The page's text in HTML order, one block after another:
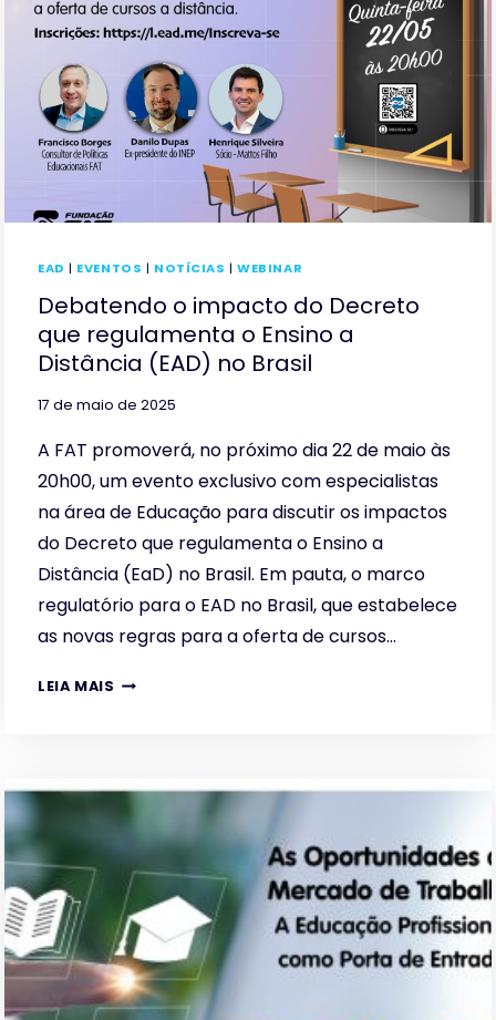
WEBINAR
GRATUITO
NESTA
QUINTA
EAD | EVENTOS | NOTÍCIAS |WEBINAR
Debatendo o impacto do Decreto
que regulamenta o Ensino a
Distância (EAD) no Brasil
17 de maio de 2025
A FAT promoverá, no próximo dia 22 de maio às
20h00, um evento exclusivo com especialistas
na área de Educação para discutir os impactos
do Decreto que regulamenta o Ensino a
Distância (EaD) no Brasil. Em pauta, o marco
regulatório para o EAD no Brasil, que estabelece
as novas regras para a oferta de cursos…
LEIA MAIS DEBATENDO
REGULAMENTA
O
ENSINO
A
DISTÂNCIA
(EAD)
NO
BRASIL